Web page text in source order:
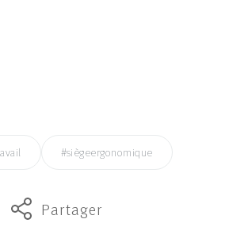
#siègeergonomique
Partager